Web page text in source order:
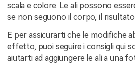
scala e colore. Le ali possono
se non seguono il corpo, il
E per assicurarti che le modifiche
effetto, puoi seguire i consigli qui
aiutarti ad aggiungere le ali a una